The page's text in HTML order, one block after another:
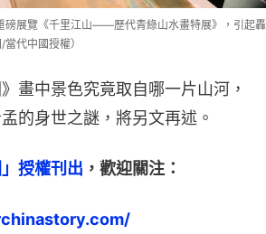
磅展覽《千里江山——歷代青綠山水畫特展》，引起轟
代中國授權）
畫中景色究竟取自哪一片山河，
的身世之謎，將另文再述。
授權刊出 ，歡迎關注：